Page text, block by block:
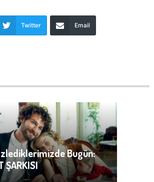
Twitter Email
Bugün:
ŞARKISI